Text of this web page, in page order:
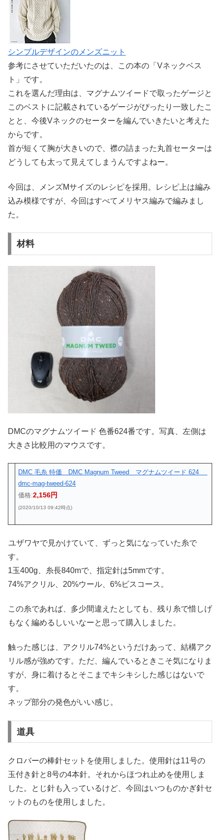
シンプルデザインのメンズニット
参考にさせていただいたのは、この本の「Vネックベス
ト」です。
これを選んだ理由は、マグナムツイードで取ったゲージと
このベストに記載されているゲージがぴったり一致したこ
とと、今後Vネックのセーターを編んでいきたいと考えた
からです。
首が短くて胸が大きいので、襟の詰まった丸首セーターは
どうしても太って見えてしまうんですよねー。
今回は、メンズMサイズのレシピを採用。レシピ上は編み
込み模様ですが、今回はすべてメリヤス編みで編みまし
た。
材料
DMCのマグナムツイード 色番624番です。写真、左側は
大きさ比較用のマウスです。
DMC 毛糸 特価 DMC Magnum Tweed マグナムツイード 624
dmc-mag-tweed-624
価格:2,156円
(2020/10/13 09:42時点)
ユザワヤで見かけていて、ずっと気になっていた糸で
す。
1玉400g、糸長840mで、指定針は5mmです。
74%アクリル、20%ウール、6%ビスコース。
この糸であれば、多少間違えたとしても、残り糸で惜しげ
もなく編めるしいいなーと思って購入しました。
触った感じは、アクリル74%というだけあって、結構アク
リル感が強めです。ただ、編んでいるときこそ気になりま
すが、身に着けるとそこまでキシキシした感じはないで
す。
ネップ部分の発色がいい感じ。
道具
クロバーの棒針セットを使用しました。使用針は11号の
玉付き針と8号の4本針。それからほつれ止めを使用しま
した。とじ針も入っているけど、今回はいつものかぎ針セ
ットのものを使用しました。